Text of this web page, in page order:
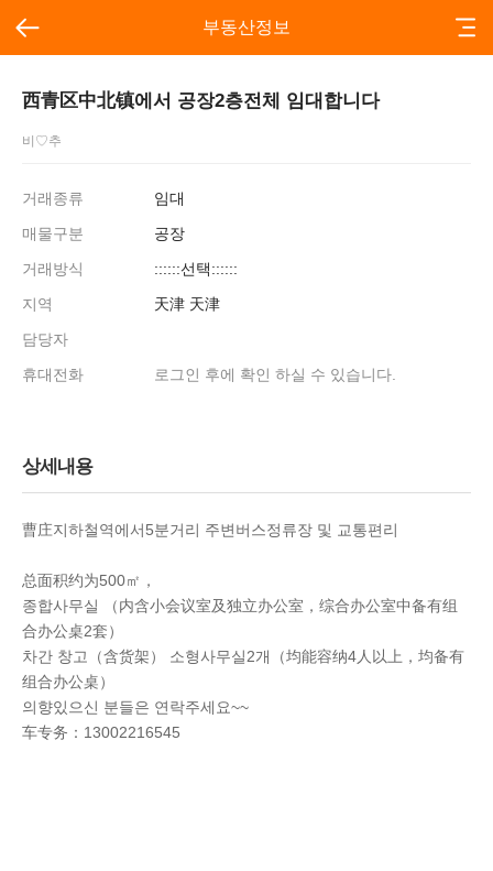
부동산정보
西青区中北镇에서 공장2층전체 임대합니다
비♡추
거래종류
임대
매물구분
공장
거래방식
::::::선택::::::
지역
天津 天津
담당자
휴대전화
로그인 후에 확인 하실 수 있습니다.
상세내용
曹庄지하철역에서5분거리 주변버스정류장 및 교통편리
总面积约为500㎡，
종합사무실 （内含小会议室及独立办公室，综合办公室中备有组
合办公桌2套）
차간 창고（含货架） 소형사무실2개（均能容纳4人以上，均备有
组合办公桌）
의향있으신 분들은 연락주세요~~
车专务：13002216545